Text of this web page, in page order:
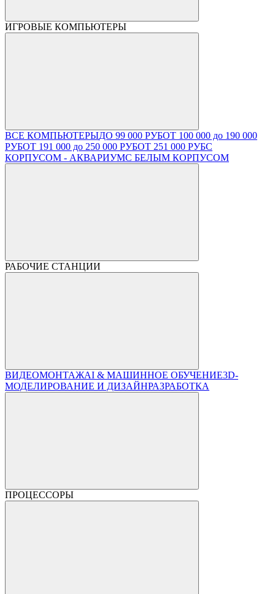
ИГРОВЫЕ КОМПЬЮТЕРЫ
ВСЕ КОМПЬЮТЕРЫДО 99 000 РУБОТ 100 000 до 190 000
РУБОТ 191 000 до 250 000 РУБОТ 251 000 РУБС
КОРПУСОМ - АКВАРИУМС БЕЛЫМ КОРПУСОМ
РАБОЧИЕ СТАНЦИИ
ВИДЕОМОНТАЖAI & МАШИННОЕ ОБУЧЕНИЕ3D-
МОДЕЛИРОВАНИЕ И ДИЗАЙНРАЗРАБОТКА
ПРОЦЕССОРЫ